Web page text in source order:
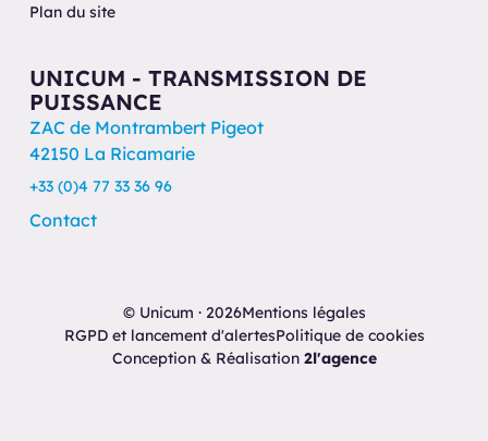
UNICUM - TRANSMISSION DE
PUISSANCE
ZAC de Montrambert Pigeot
42150 La Ricamarie
+33 (0)4 77 33 36 96
Contact
Plan du site
© Unicum · 2026Mentions légales
RGPD et lancement d'alertesPolitique de cookies
Conception & Réalisation 2l'agence